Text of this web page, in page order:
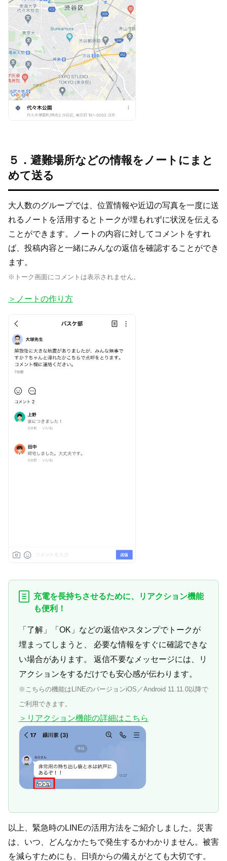
５．避難場所などの情報をノートにまと
めて送る
大人数のグループでは、位置情報や近辺の写真を一度に送
れるノートを活用するとトークが埋もれずに状況を伝える
ことができます。ノートの内容に対してコメントをすれ
ば、投稿内容と一緒にみんなの返信を確認することができ
ます。
※トーク画面にコメントは表示されません。
＞ノートの作り方
充電を長持ちさせるために、リアクション機能
も便利！
「了解」「OK」などの返信やスタンプでトークが
埋まってしまうと、 必要な情報をすぐに確認できな
い場合があります。 返信不要なメッセージには、リ
アクションをするだけでも安心感が伝わります。
※こちらの機能はLINEのバージョンiOS／Android 11.11.0以降で
ご利用できます。
＞リアクション機能の詳細はこちら
以上、緊急時のLINEの活用方法をご紹介しました。災害
は、いつ、どんなかたちで発生するかわかりません。被害
を減らすためにも、日頃からの備えがとても大切です。